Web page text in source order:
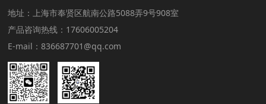
地址：上海市奉贤区航南公路5088弄9号908室
产品咨询热线：17606005204
E-mail：836687701@qq.com